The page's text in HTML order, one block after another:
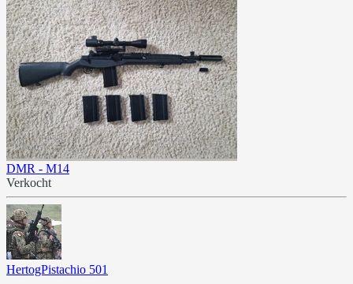
DMR - M14
Verkocht
HertogPistachio 501